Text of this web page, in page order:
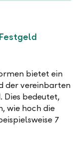
bietet ein
der vereinbarten
Dies bedeutet,
wie hoch die
7